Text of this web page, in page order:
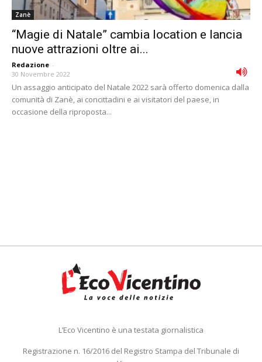
Zanè
“Magie di Natale” cambia location e lancia
nuove attrazioni oltre ai...
Redazione -
30 Novembre 2022
Un assaggio anticipato del Natale 2022 sarà offerto domenica dalla
comunità di Zanè, ai concittadini e ai visitatori del paese, in
occasione della riproposta...
L’Eco Vicentino è una testata giornalistica
Registrazione n. 16/2016 del Registro Stampa del Tribunale di